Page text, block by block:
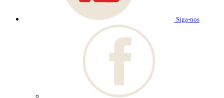
Siga-nos